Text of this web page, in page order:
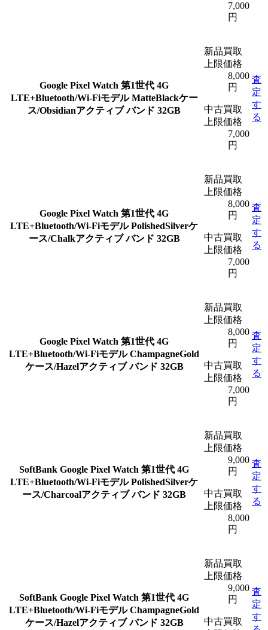
7,000
円
Google Pixel Watch 第1世代 4G
LTE+Bluetooth/Wi-Fiモデル MatteBlackケー
ス/Obsidianアクティブ バンド 32GB
新品買取
上限価格
8,000
円
中古買取
上限価格
7,000
円
査
定
す
る
Google Pixel Watch 第1世代 4G
LTE+Bluetooth/Wi-Fiモデル PolishedSilverケ
ース/Chalkアクティブ バンド 32GB
新品買取
上限価格
8,000
円
中古買取
上限価格
7,000
円
査
定
す
る
Google Pixel Watch 第1世代 4G
LTE+Bluetooth/Wi-Fiモデル ChampagneGold
ケース/Hazelアクティブ バンド 32GB
新品買取
上限価格
8,000
円
中古買取
上限価格
7,000
円
査
定
す
る
SoftBank Google Pixel Watch 第1世代 4G
LTE+Bluetooth/Wi-Fiモデル PolishedSilverケ
ース/Charcoalアクティブ バンド 32GB
新品買取
上限価格
9,000
円
中古買取
上限価格
8,000
円
査
定
す
る
SoftBank Google Pixel Watch 第1世代 4G
LTE+Bluetooth/Wi-Fiモデル ChampagneGold
ケース/Hazelアクティブ バンド 32GB
新品買取
上限価格
9,000
円
中古買取
査
定
す